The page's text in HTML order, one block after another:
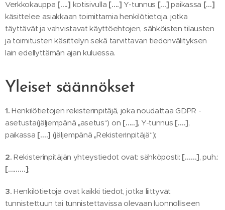
Verkkokauppa [….] kotisivulla [….] Y-tunnus […] paikassa […]
käsittelee asiakkaan toimittamia henkilötietoja, jotka
täyttävät ja vahvistavat käyttöehtojen, sähköisten tilausten
ja toimitusten käsittelyn sekä tarvittavan tiedonvälityksen
lain edellyttämän ajan kuluessa.
Yleiset säännökset
1.Henkilötietojen rekisterinpitäjä, joka noudattaa GDPR -
asetusta(jäljempänä „asetus“) on […..], Y-tunnus [….],
paikassa [….] (jäljempänä „Rekisterinpitäjä“);
2.Rekisterinpitäjän yhteystiedot ovat: sähköposti: [……], puh.:
[………];
3.Henkilötietoja ovat kaikki tiedot, jotka liittyvät
tunnistettuun tai tunnistettavissa olevaan luonnolliseen